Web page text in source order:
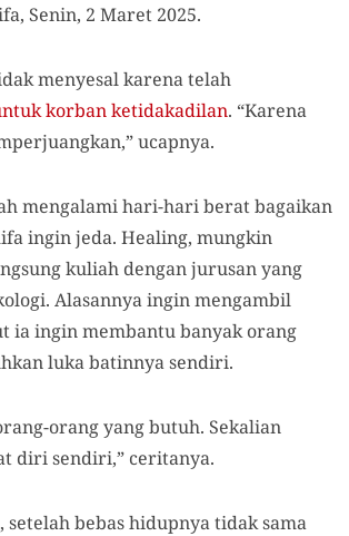
Senin, 2 Maret 2025.
menyesal karena telah
korban ketidakadilan. “Karena
ucapnya.
mengalami hari-hari berat bagaikan
ingin jeda. Healing, mungkin
kuliah dengan jurusan yang
Alasannya ingin mengambil
ia ingin membantu banyak orang
luka batinnya sendiri.
orang yang butuh. Sekalian
diri sendiri,” ceritanya.
bebas hidupnya tidak sama